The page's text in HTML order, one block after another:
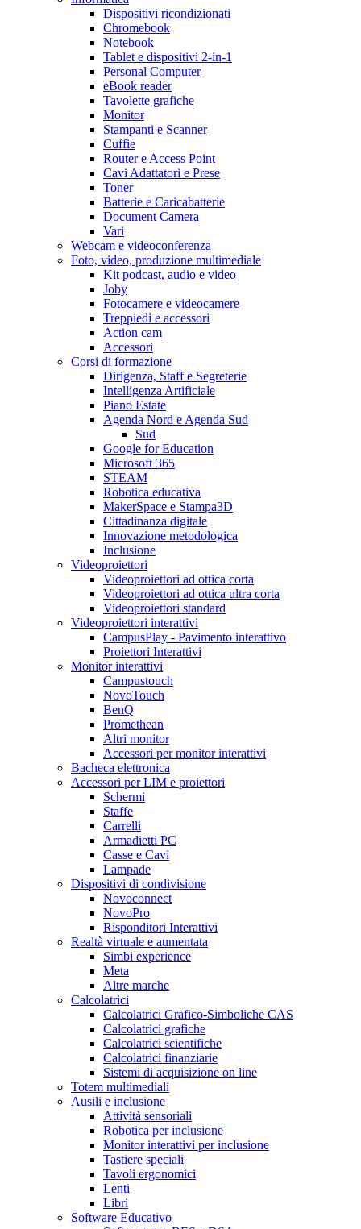
Dispositivi ricondizionati
Chromebook
Notebook
Tablet e dispositivi 2-in-1
Personal Computer
eBook reader
Tavolette grafiche
Monitor
Stampanti e Scanner
Cuffie
Router e Access Point
Cavi Adattatori e Prese
Toner
Batterie e Caricabatterie
Document Camera
Vari
Webcam e videoconferenza
Foto, video, produzione multimediale
Kit podcast, audio e video
Joby
Fotocamere e videocamere
Treppiedi e accessori
Action cam
Accessori
Corsi di formazione
Dirigenza, Staff e Segreterie
Intelligenza Artificiale
Piano Estate
Agenda Nord e Agenda Sud
Sud
Google for Education
Microsoft 365
STEAM
Robotica educativa
MakerSpace e Stampa3D
Cittadinanza digitale
Innovazione metodologica
Inclusione
Videoproiettori
Videoproiettori ad ottica corta
Videoproiettori ad ottica ultra corta
Videoproiettori standard
Videoproiettori interattivi
CampusPlay - Pavimento interattivo
Proiettori Interattivi
Monitor interattivi
Campustouch
NovoTouch
BenQ
Promethean
Altri monitor
Accessori per monitor interattivi
Bacheca elettronica
Accessori per LIM e proiettori
Schermi
Staffe
Carrelli
Armadietti PC
Casse e Cavi
Lampade
Dispositivi di condivisione
Novoconnect
NovoPro
Risponditori Interattivi
Realtà virtuale e aumentata
Simbi experience
Meta
Altre marche
Calcolatrici
Calcolatrici Grafico-Simboliche CAS
Calcolatrici grafiche
Calcolatrici scientifiche
Calcolatrici finanziarie
Sistemi di acquisizione on line
Totem multimediali
Ausili e inclusione
Attività sensoriali
Robotica per inclusione
Monitor interattivi per inclusione
Tastiere speciali
Tavoli ergonomici
Lenti
Libri
Software Educativo